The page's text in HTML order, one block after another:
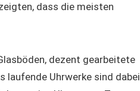
dass die meisten
dezent gearbeitete
laufende Uhrwerke sind dabei